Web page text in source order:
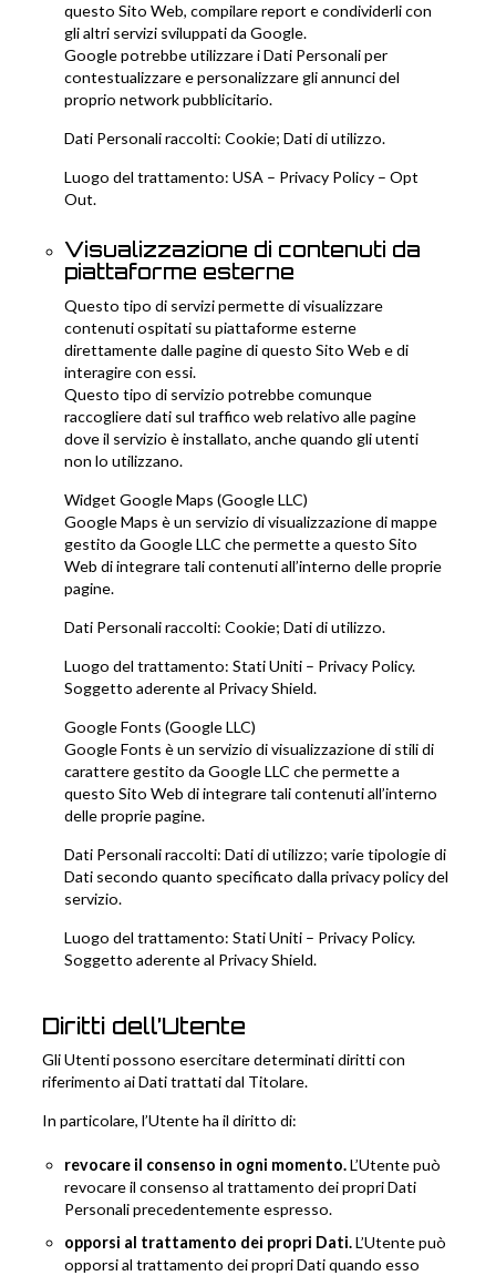
questo Sito Web, compilare report e condividerli con
gli altri servizi sviluppati da Google.
Google potrebbe utilizzare i Dati Personali per
contestualizzare e personalizzare gli annunci del
proprio network pubblicitario.
Dati Personali raccolti: Cookie; Dati di utilizzo.
Luogo del trattamento: USA – Privacy Policy –Opt
Out.
Visualizzazione di contenuti da
piattaforme esterne
Questo tipo di servizi permette di visualizzare
contenuti ospitati su piattaforme esterne
direttamente dalle pagine di questo Sito Web e di
interagire con essi.
Questo tipo di servizio potrebbe comunque
raccogliere dati sul traffico web relativo alle pagine
dove il servizio è installato, anche quando gli utenti
non lo utilizzano.
Widget Google Maps (Google LLC)
Google Maps è un servizio di visualizzazione di mappe
gestito da Google LLC che permette a questo Sito
Web di integrare tali contenuti all’interno delle proprie
pagine.
Dati Personali raccolti: Cookie; Dati di utilizzo.
Luogo del trattamento: Stati Uniti – Privacy Policy.
Soggetto aderente al Privacy Shield.
Google Fonts (Google LLC)
Google Fonts è un servizio di visualizzazione di stili di
carattere gestito da Google LLC che permette a
questo Sito Web di integrare tali contenuti all’interno
delle proprie pagine.
Dati Personali raccolti: Dati di utilizzo; varie tipologie di
Dati secondo quanto specificato dalla privacy policy del
servizio.
Luogo del trattamento: Stati Uniti – Privacy Policy.
Soggetto aderente al Privacy Shield.
Diritti dell’Utente
Gli Utenti possono esercitare determinati diritti con
riferimento ai Dati trattati dal Titolare.
In particolare, l’Utente ha il diritto di:
revocare il consenso in ogni momento.L’Utente può
revocare il consenso al trattamento dei propri Dati
Personali precedentemente espresso.
opporsi al trattamento dei propri Dati.L’Utente può
opporsi al trattamento dei propri Dati quando esso